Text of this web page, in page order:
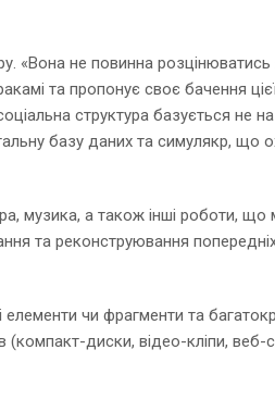
«Вона не повинна
та пропонує своє бачення
структура базується не на
базу даних та симулякр,
музика, а також інші роботи,
та реконструювання
чи фрагменти та
(компакт-диски, відео-кліпи,